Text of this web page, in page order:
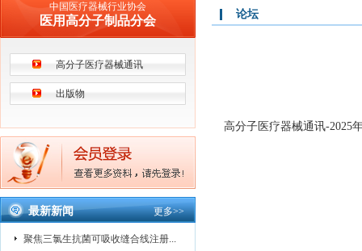
中国医疗器械行业协会
医用高分子制品分会
高分子医疗器械通讯
出版物
最新新闻 更多>>
聚焦三氯生抗菌可吸收缝合线注册...
论坛
高分子医疗器械通讯-2025